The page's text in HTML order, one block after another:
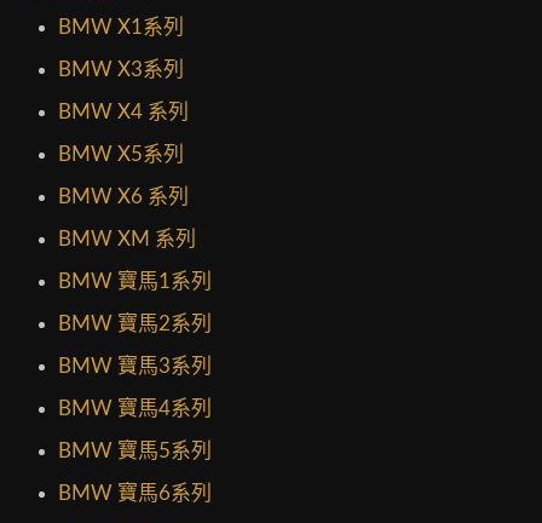
BMW X1系列
BMW X3系列
BMW X4 系列
BMW X5系列
BMW X6 系列
BMW XM 系列
BMW 寶馬1系列
BMW 寶馬2系列
BMW 寶馬3系列
BMW 寶馬4系列
BMW 寶馬5系列
BMW 寶馬6系列